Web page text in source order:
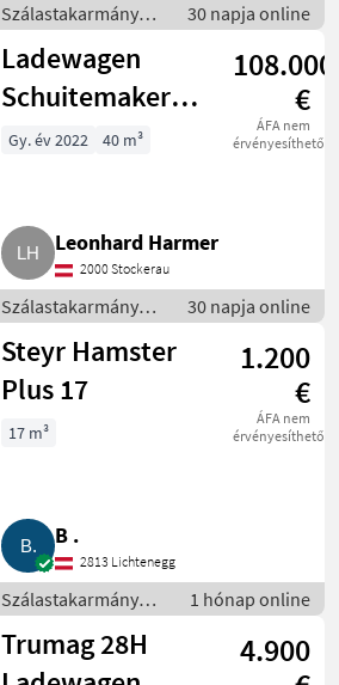
Szálastakarmány
betakarítók /
Rendfelszedő
pótkocsi
30 napja online
Ladewagen
Schuitemaker
Rapide 5800 S
108.000
€
ÁFA nem
érvényesíthető
Gy. év 2022 40 m³
Leonhard Harmer
2000 Stockerau
Szálastakarmány
betakarítók /
Rendfelszedő
pótkocsi
30 napja online
Steyr Hamster
Plus 17
1.200
€
ÁFA nem
érvényesíthető
17 m³
B .
2813 Lichtenegg
Szálastakarmány
betakarítók /
Rendfelszedő
pótkocsi
1 hónap online
Trumag 28H
4.900